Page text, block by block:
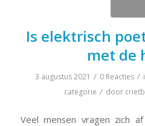
Is elektrisch
met de
3 augustus 2021 / 0 Reacties /
categorie / door
Veel mensen vragen zich